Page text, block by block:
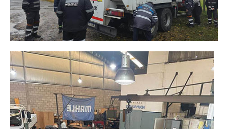
Hoteles y cabañas
Campings y recreos
Viaje de bodas
Camioneritos
Jubilados
Gremiales